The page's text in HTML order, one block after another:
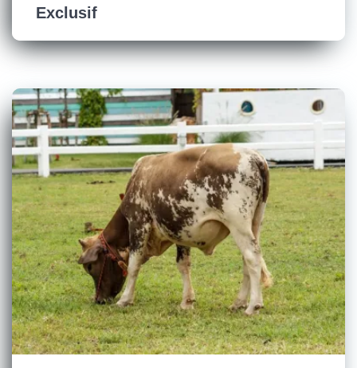
Exclusif